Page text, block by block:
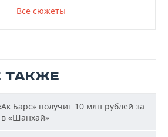
Все сюжеты
ТАКЖЕ
Барс» получит 10 млн рублей за
«Шанхай»